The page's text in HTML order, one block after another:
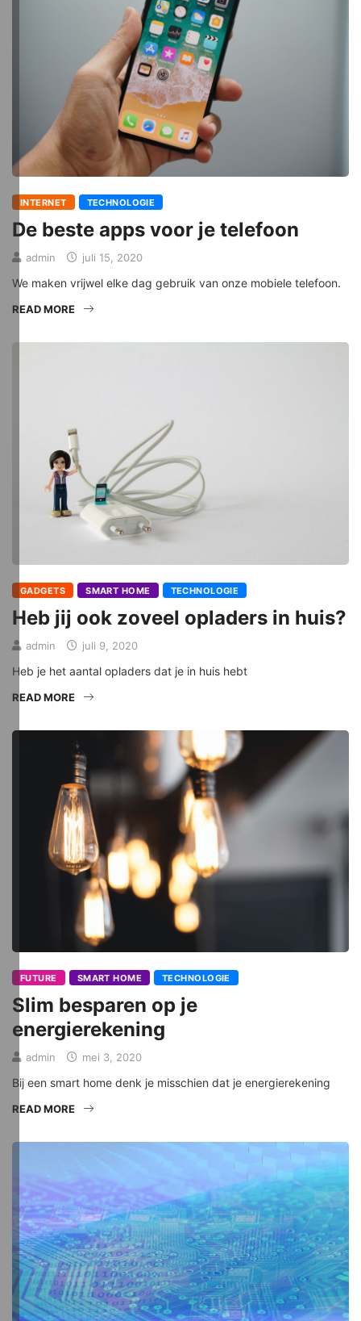
INTERNET TECHNOLOGIE
De beste apps voor je telefoon
admin juli 15, 2020
We maken vrijwel elke dag gebruik van onze mobiele telefoon.
READ MORE
GADGETS SMART HOME TECHNOLOGIE
Heb jij ook zoveel opladers in huis?
admin juli 9, 2020
Heb je het aantal opladers dat je in huis hebt
READ MORE
FUTURE SMART HOME TECHNOLOGIE
Slim besparen op je
energierekening
admin mei 3, 2020
Bij een smart home denk je misschien dat je energierekening
READ MORE